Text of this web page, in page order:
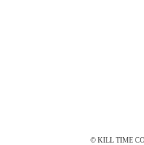
© KILL TIME